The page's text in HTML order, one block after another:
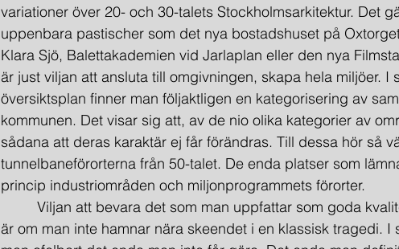
variationer över 20- och 30-talets Stockholmsarkitektur. Det
uppenbara pastischer som det nya bostadshuset på
Klara Sjö, Balettakademien vid Jarlaplan eller den nya
är just viljan att ansluta till omgivningen, skapa hela miljöer. I
översiktsplan finner man följaktligen en kategorisering av
kommunen. Det visar sig att, av de nio olika kategorier av
sådana att deras karaktär ej får förändras. Till dessa hör så
tunnelbaneförorterna från 50-talet. De enda platser som
princip industriområden och miljonprogrammets förorter.
Viljan att bevara det som man uppfattar som goda
är om man inte hamnar nära skeendet i en klassisk tragedi. I